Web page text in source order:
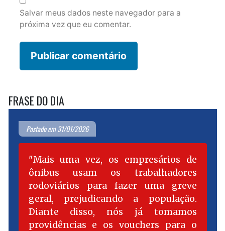
Salvar meus dados neste navegador para a
próxima vez que eu comentar.
FRASE DO DIA
Postado em 31/01/2026
Mais uma vez, os empresários de
ônibus usam os trabalhadores
rodoviários para fazer uma greve
geral, prejudicando a população.
Diante disso, nós já tomamos
providências e os vouchers para o